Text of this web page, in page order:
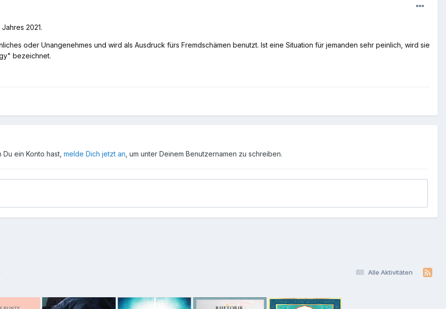
2021.
oder Unangenehmes und wird als Ausdruck fürs Fremdschämen benutzt. Ist eine Situation für jemanden sehr peinlich, wird sie
bezeichnet.
ein Konto hast, melde Dich jetzt an , um unter Deinem Benutzernamen zu schreiben.
Alle Aktivitäten